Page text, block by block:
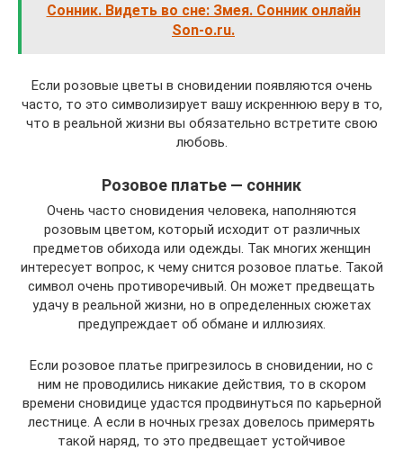
Сонник. Видеть во сне: Змея. Сонник онлайн
Son-o.ru.
Если розовые цветы в сновидении появляются очень
часто, то это символизирует вашу искреннюю веру в то,
что в реальной жизни вы обязательно встретите свою
любовь.
Розовое платье — сонник
Очень часто сновидения человека, наполняются
розовым цветом, который исходит от различных
предметов обихода или одежды. Так многих женщин
интересует вопрос, к чему снится розовое платье. Такой
символ очень противоречивый. Он может предвещать
удачу в реальной жизни, но в определенных сюжетах
предупреждает об обмане и иллюзиях.
Если розовое платье пригрезилось в сновидении, но с
ним не проводились никакие действия, то в скором
времени сновидице удастся продвинуться по карьерной
лестнице. А если в ночных грезах довелось примерять
такой наряд, то это предвещает устойчивое